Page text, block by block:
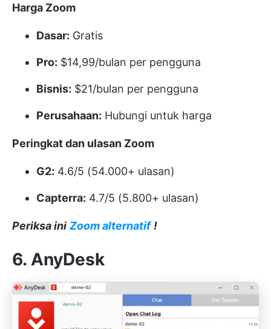
Harga Zoom
Dasar: Gratis
Pro: $14,99/bulan per pengguna
Bisnis: $21/bulan per pengguna
Perusahaan: Hubungi untuk harga
Peringkat dan ulasan Zoom
G2: 4.6/5 (54.000+ ulasan)
Capterra: 4.7/5 (5.800+ ulasan)
Periksa ini Zoom alternatif !
6. AnyDesk